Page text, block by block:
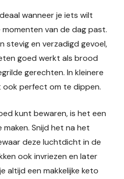
wanneer je iets wilt
van de dag past.
stevig en verzadigd gevoel,
goed werkt als brood
gerechten. In kleinere
ook perfect om te dippen.
kunt bewaren, is het een
Snijd het na het
deze luchtdicht in de
ook invriezen en later
altijd een makkelijke keto